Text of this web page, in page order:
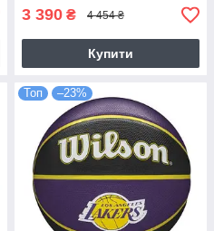
3 390 ₴ 4 454 ₴
Купити
Топ –23%